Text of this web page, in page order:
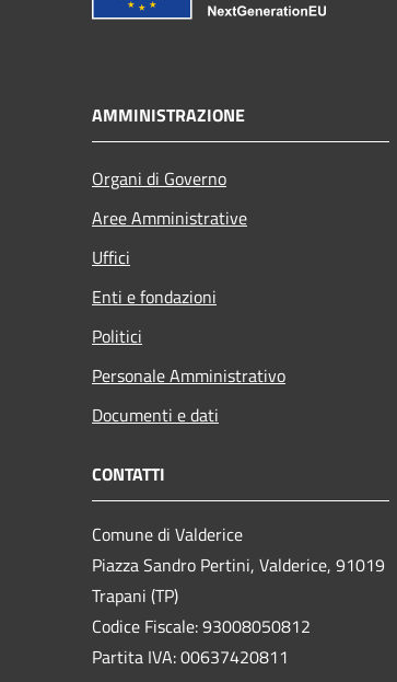
AMMINISTRAZIONE
Organi di Governo
Aree Amministrative
Uffici
Enti e fondazioni
Politici
Personale Amministrativo
Documenti e dati
CONTATTI
Comune di Valderice
Piazza Sandro Pertini, Valderice, 91019
Trapani (TP)
Codice Fiscale: 93008050812
Partita IVA: 00637420811